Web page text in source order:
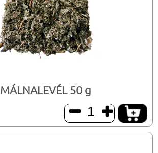
MÁLNALEVÉL 50 g
 